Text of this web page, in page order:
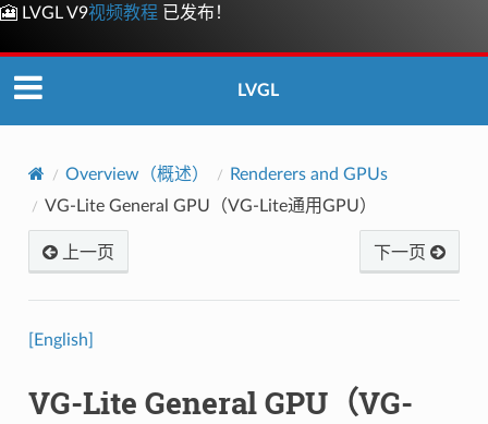
🎦 LVGL V9视频教程 已发布！
LVGL
Overview（概述）
Renderers and GPUs
VG-Lite General GPU（VG-Lite通用GPU）
上一页 下一页
[English]
VG-Lite General GPU（VG-